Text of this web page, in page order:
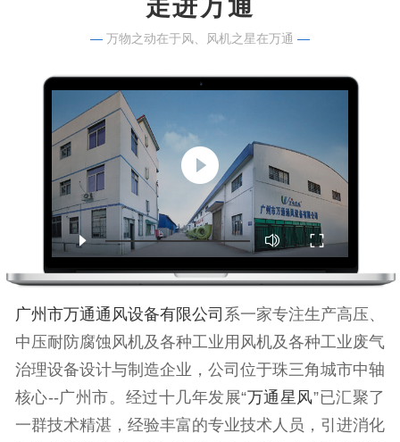
走进万通
— 万物之动在于风、风机之星在万通 —
广州市万通通风设备有限公司 系一家专注生产高压、
中压耐防腐蚀风机及各种工业用风机及各种工业废气
治理设备设计与制造企业，公司位于珠三角城市中轴
核心--广州市。经过十几年发展“万通星风”已汇聚了
一群技术精湛，经验丰富的专业技术人员，引进消化